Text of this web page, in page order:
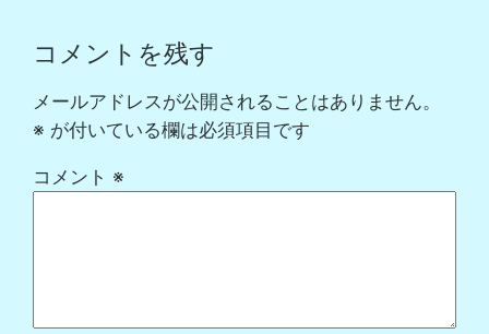
コメントを残す
メールアドレスが公開されることはありません。
※ が付いている欄は必須項目です
コメント ※